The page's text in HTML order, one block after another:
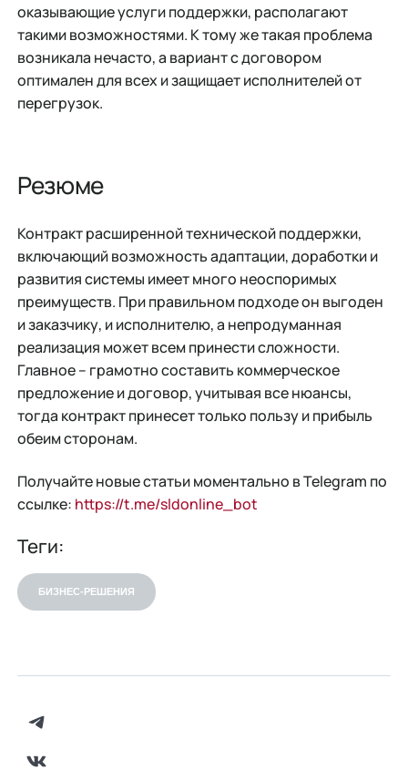
оказывающие услуги поддержки, располагают
такими возможностями. К тому же такая проблема
возникала нечасто, а вариант с договором
оптимален для всех и защищает исполнителей от
перегрузок.
Резюме
Контракт расширенной технической поддержки,
включающий возможность адаптации, доработки и
развития системы имеет много неоспоримых
преимуществ. При правильном подходе он выгоден
и заказчику, и исполнителю, а непродуманная
реализация может всем принести сложности.
Главное – грамотно составить коммерческое
предложение и договор, учитывая все нюансы,
тогда контракт принесет только пользу и прибыль
обеим сторонам.
Получайте новые статьи моментально в Telegram по
ссылке: https://t.me/sldonline_bot
Теги:
БИЗНЕС-РЕШЕНИЯ